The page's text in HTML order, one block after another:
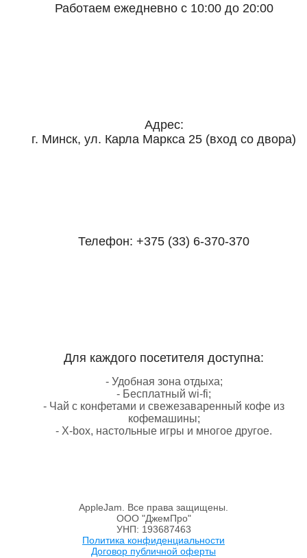
Работаем ежедневно с 10:00 до 20:00
Адрес:
г. Минск, ул. Карла Маркса 25 (вход со двора)
Телефон: +375 (33) 6-370-370
Для каждого посетителя доступна:
- Удобная зона отдыха;
- Бесплатный wi-fi;
- Чай с конфетами и свежезаваренный кофе из
кофемашины;
- X-box, настольные игры и многое другое.
AppleJam. Все права защищены.
ООО "ДжемПро"
УНП: 193687463
Политика конфиденциальности
Договор публичной оферты